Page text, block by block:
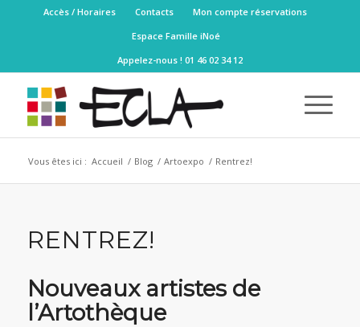
Accès / Horaires Contacts
Mon compte réservations
Espace Famille iNoé
Appelez-nous ! 01 46 02 34 12
Vous êtes ici : Accueil / Blog / Artoexpo / Rentrez!
RENTREZ!
Nouveaux artistes de
l’Artothèque